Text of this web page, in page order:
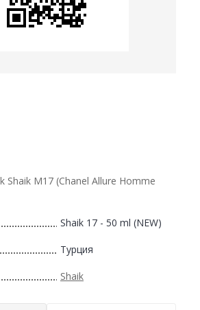
M17 (Chanel Allure Homme
Shaik 17 - 50 ml (NEW)
Турция
Shaik